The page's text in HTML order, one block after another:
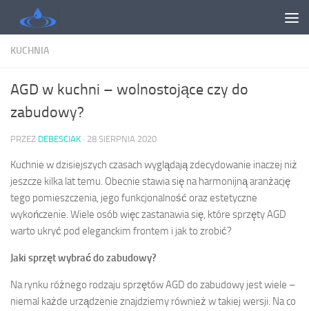
Skip to content
KUCHNIA
AGD w kuchni – wolnostojące czy do
zabudowy?
PRZEZ DEBESCIAK · 28 SIERPNIA 2020
Kuchnie w dzisiejszych czasach wyglądają zdecydowanie inaczej niż
jeszcze kilka lat temu. Obecnie stawia się na harmonijną aranżację
tego pomieszczenia, jego funkcjonalność oraz estetyczne
wykończenie. Wiele osób więc zastanawia się, które sprzęty AGD
warto ukryć pod eleganckim frontem i jak to zrobić?
Jaki sprzęt wybrać do zabudowy?
Na rynku różnego rodzaju sprzętów AGD do zabudowy jest wiele –
niemal każde urządzenie znajdziemy również w takiej wersji. Na co